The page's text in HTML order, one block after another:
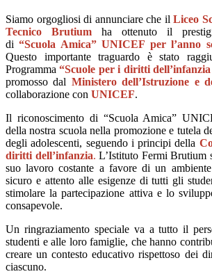
Siamo orgogliosi di annunciare che ilLiceo
Tecnico Brutium ha ottenuto il
di “Scuola Amica” UNICEF per l’anno
Questo importante traguardo è stato
Programma“Scuole per i diritti dell’infanzia
promosso dal Ministero dell’Istruzione e
collaborazione con UNICEF.
Il riconoscimento di “Scuola Amica”
della nostra scuola nella promozione e tutela
degli adolescenti, seguendo i principi della
diritti dell’infanzia.L’Istituto Fermi Brutium
suo lavoro costante a favore di un
sicuro e attento alle esigenze di tutti gli
stimolare la partecipazione attiva e lo
consapevole.
Un ringraziamento speciale va a tutto il
studenti e alle loro famiglie, che hanno
creare un contesto educativo rispettoso dei
ciascuno.